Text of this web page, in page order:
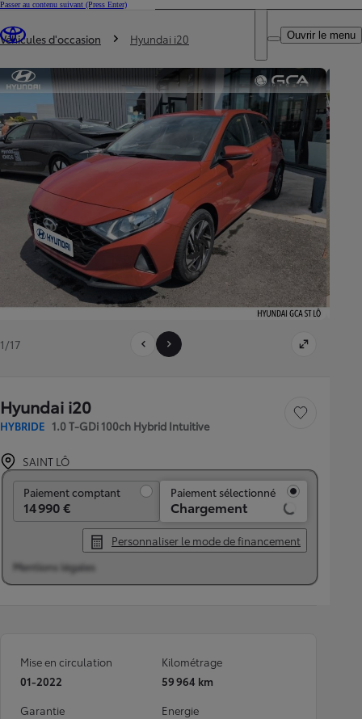
Passer au contenu suivant (Press Enter)
Trouvez un partenaire Toyota
DEALER NAME
Ouvrir le menu
Vous êtes ici
Véhicules d'occasion Hyundai i20
1/17
Hyundai i20
HYBRIDE 1.0 T-GDi 100ch Hybrid Intuitive
Sauvegarder le
SAINT LÔ
Paiement comptant
14 990 €
Paiement sélectionné
Chargement
Personnaliser le mode de financement
Mentions légales
Mise en circulation
01-2022
Kilométrage
59 964 km
Garantie
Energie